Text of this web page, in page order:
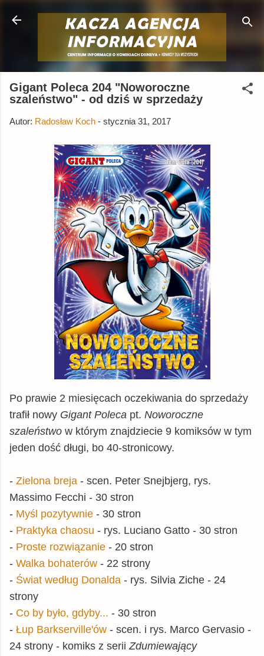
Przejdź do głównej zawartości
Gigant Poleca 204 "Noworoczne
szaleństwo" - od dziś w sprzedaży
Autor: Radosław Koch - stycznia 31, 2017
Po prawie 2 miesięcach oczekiwania do sprzedaży
trafił nowy Gigant Poleca pt. Noworoczne
szaleństwo w którym znajdziecie 9 komiksów w tym
jeden dość długi, bo 40-stronicowy.
- Zielona breja - scen. Peter Snejbjerg, rys.
Massimo Fecchi - 30 stron
- Myśl pozytywnie - 30 stron
- Praktyka chaosu - rys. Luciano Gatto - 30 stron
- Proste rozwiązanie - 20 stron
- Walka bohaterów - 22 strony
- Świat według Donalda - rys. Silvia Ziche - 24
strony
- Co by było, gdyby... - 30 stron
- Łup Barkserville'ów - scen. i rys. Marco Gervasio -
24 strony - komiks z seriiZdumiewający